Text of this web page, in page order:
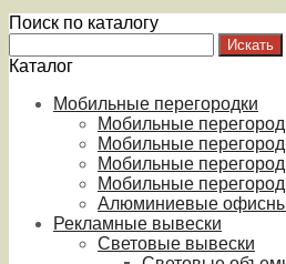
Поиск по каталогу
Каталог
Мобильные перегородки
Мобильные
Мобильные
Мобильные
Мобильные
Алюминиевые
Рекламные вывески
Световые вывески